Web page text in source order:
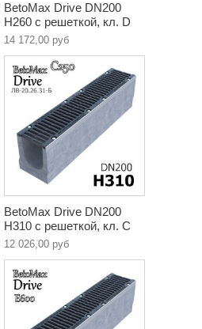
BetoMax Drive DN200
H260 с решеткой, кл. D
14 172,00 руб
BetoMax Drive DN200
H310 с решеткой, кл. C
12 026,00 руб